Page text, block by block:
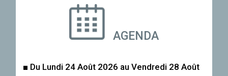
AGENDA
Du Lundi 24 Août 2026 au Vendredi 28 Août